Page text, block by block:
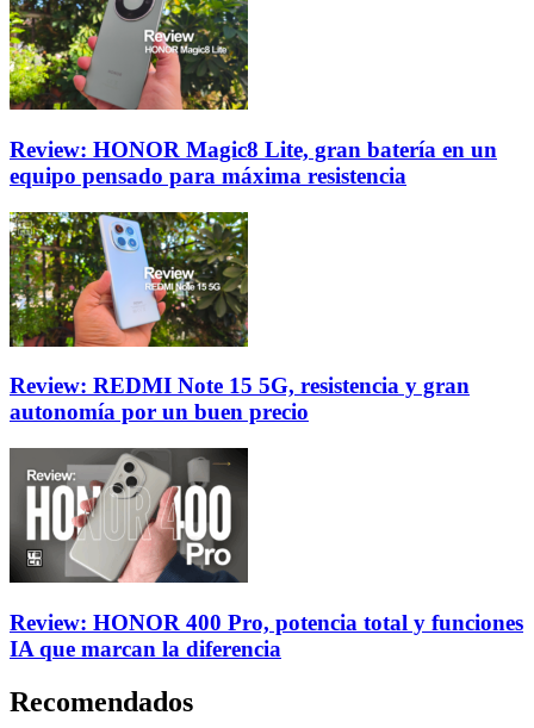
Review: HONOR Magic8 Lite, gran batería en un
equipo pensado para máxima resistencia
Review: REDMI Note 15 5G, resistencia y gran
autonomía por un buen precio
Review: HONOR 400 Pro, potencia total y funciones
IA que marcan la diferencia
Recomendados